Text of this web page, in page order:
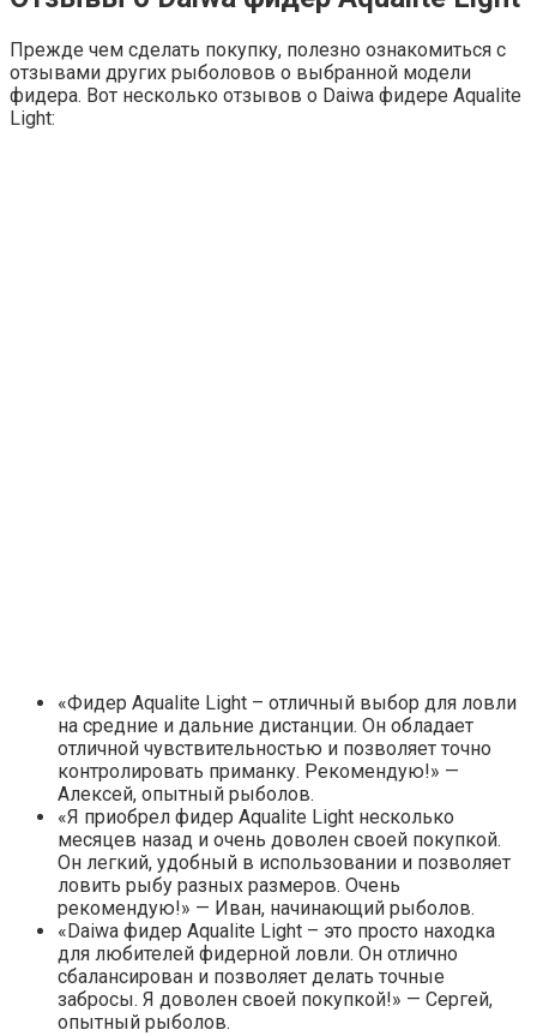
Прежде чем сделать покупку, полезно ознакомиться с
отзывами других рыболовов о выбранной модели
фидера. Вот несколько отзывов о Daiwa фидере Aqualite
Light:
«Фидер Aqualite Light – отличный выбор для ловли
на средние и дальние дистанции. Он обладает
отличной чувствительностью и позволяет точно
контролировать приманку. Рекомендую!» —
Алексей, опытный рыболов.
«Я приобрел фидер Aqualite Light несколько
месяцев назад и очень доволен своей покупкой.
Он легкий, удобный в использовании и позволяет
ловить рыбу разных размеров. Очень
рекомендую!» — Иван, начинающий рыболов.
«Daiwa фидер Aqualite Light – это просто находка
для любителей фидерной ловли. Он отлично
сбалансирован и позволяет делать точные
забросы. Я доволен своей покупкой!» — Сергей,
опытный рыболов.